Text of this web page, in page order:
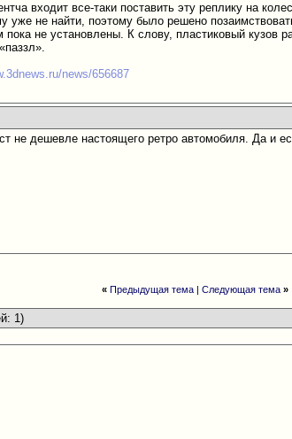
входит все-таки поставить эту реплику на
уже не найти, поэтому было решено
не установлены. К слову, пластиковый кузов
news/656687
не дешевле настоящего ретро автомобиля. Да и
« Предыдущая тема |Следующая тема »
1)